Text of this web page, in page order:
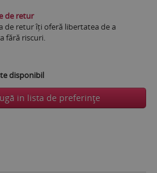
de retur
de retur îți oferă libertatea de a
fără riscuri.
disponibil
in lista de preferinţe